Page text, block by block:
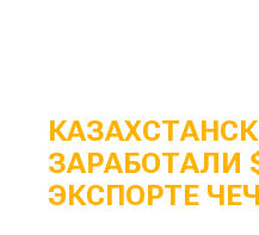
ЗАРАБОТАЛИ
ЭКСПОРТЕ